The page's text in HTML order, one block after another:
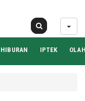
HIBURAN IPTEK